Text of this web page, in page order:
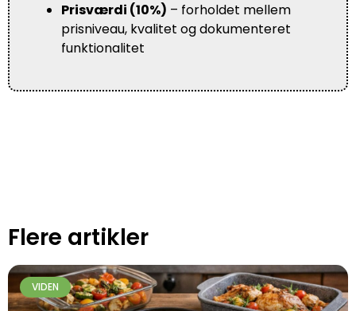
Prisværdi (10%) – forholdet mellem
prisniveau, kvalitet og dokumenteret
funktionalitet
Flere artikler
VIDEN